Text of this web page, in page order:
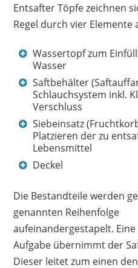
Entsafter Töpfe zeichnen
Regel durch vier Elemente
Wassertopf zum
Wasser
Saftbehälter
Schlauchsystem inkl.
Verschluss
Siebeinsatz
Platzieren der zu
Lebensmittel
Deckel
Die Bestandteile werden
genannten Reihenfolge
aufeinandergestapelt.
Aufgabe übernimmt der
Dieser leitet zum einen den